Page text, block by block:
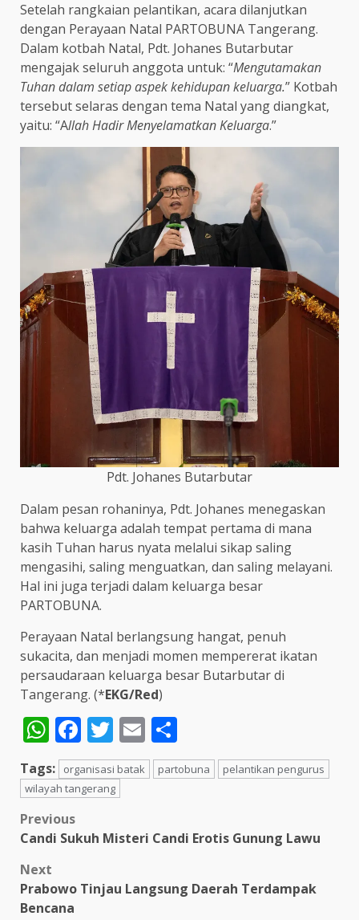
Setelah rangkaian pelantikan, acara dilanjutkan
dengan Perayaan Natal PARTOBUNA Tangerang.
Dalam kotbah Natal, Pdt. Johanes Butarbutar
mengajak seluruh anggota untuk: “Mengutamakan
Tuhan dalam setiap aspek kehidupan keluarga.” Kotbah
tersebut selaras dengan tema Natal yang diangkat,
yaitu: “Allah Hadir Menyelamatkan Keluarga.”
Pdt. Johanes Butarbutar
Dalam pesan rohaninya, Pdt. Johanes menegaskan
bahwa keluarga adalah tempat pertama di mana
kasih Tuhan harus nyata melalui sikap saling
mengasihi, saling menguatkan, dan saling melayani.
Hal ini juga terjadi dalam keluarga besar
PARTOBUNA.
Perayaan Natal berlangsung hangat, penuh
sukacita, dan menjadi momen mempererat ikatan
persaudaraan keluarga besar Butarbutar di
Tangerang. (*EKG/Red)
WhatsApp
Facebook
Twitter
Email
Tags: organisasi batak partobuna
pelantikan pengurus
wilayah tangerang
Post
Previous
Candi Sukuh Misteri Candi Erotis Gunung Lawu
Next
Prabowo Tinjau Langsung Daerah Terdampak
Bencana